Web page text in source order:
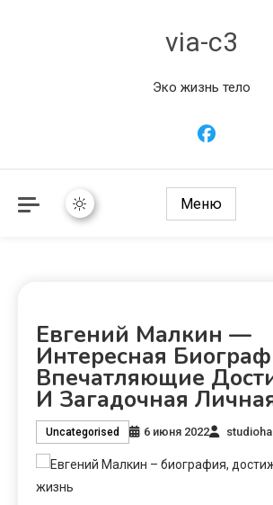
via-c3
Эко жизнь тело
Меню
Евгений Малкин —
Интересная
Впечатляющие
И Загадочная
Uncategorised 6 июня 2022